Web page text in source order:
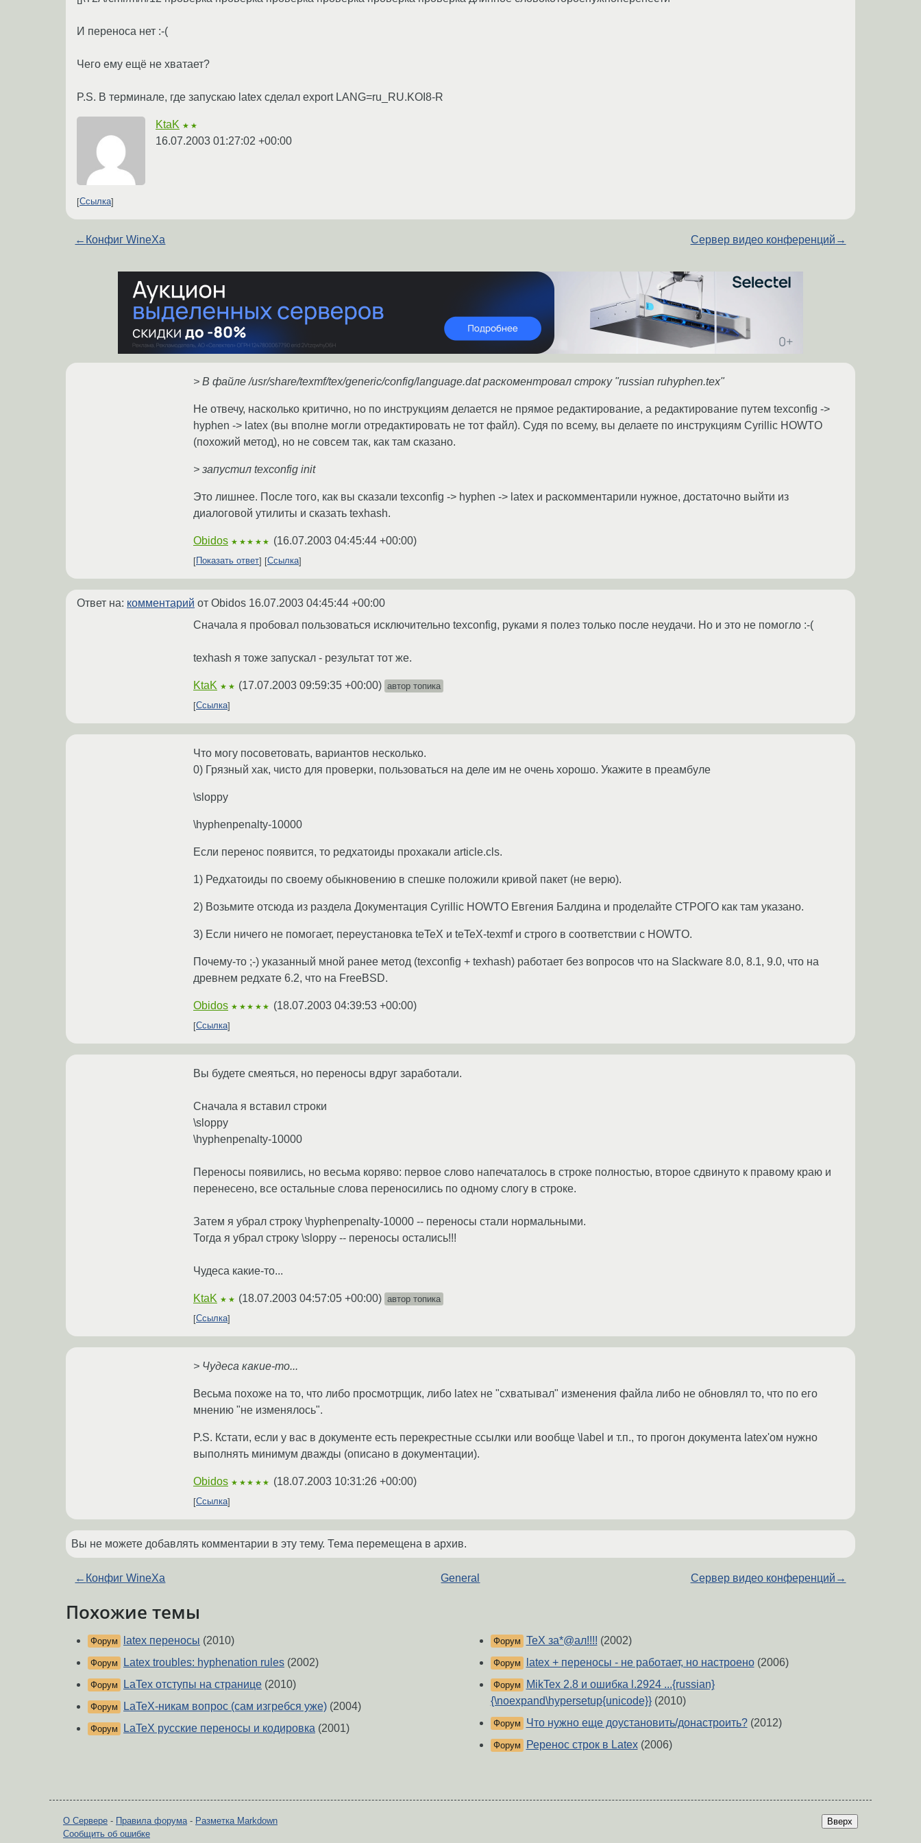
И переноса нет :-(
Чего ему ещё не хватает?
P.S. В терминале, где запускаю latex сделал export LANG=ru_RU.KOI8-R
KtaK ★★
16.07.2003 01:27:02 +00:00
Ссылка
← Конфиг WineXа Сервер видео конференций →
> В файле /usr/share/texmf/tex/generic/config/language.dat раскоментровал строку "russian ruhyphen.tex"
Не отвечу, насколько критично, но по инструкциям делается не прямое редактирование, а редактирование путем texconfig ->
hyphen -> latex (вы вполне могли отредактировать не тот файл). Судя по всему, вы делаете по инструкциям Cyrillic HOWTO
(похожий метод), но не совсем так, как там сказано.
> запустил texconfig init
Это лишнее. После того, как вы сказали texconfig -> hyphen -> latex и раскомментарили нужное, достаточно выйти из
диалоговой утилиты и сказать texhash.
Obidos ★★★★★ (16.07.2003 04:45:44 +00:00)
Показать ответ Ссылка
Ответ на: комментарий от Obidos 16.07.2003 04:45:44 +00:00
Сначала я пробовал пользоваться исключительно texconfig, руками я полез только после неудачи. Но и это не помогло :-(
texhash я тоже запускал - результат тот же.
KtaK ★★ (17.07.2003 09:59:35 +00:00) автор топика
Ссылка
Что могу посоветовать, вариантов несколько.
0) Грязный хак, чисто для проверки, пользоваться на деле им не очень хорошо. Укажите в преамбуле
\sloppy
\hyphenpenalty-10000
Если перенос появится, то редхатоиды прохакали article.cls.
1) Редхатоиды по своему обыкновению в спешке положили кривой пакет (не верю).
2) Возьмите отсюда из раздела Документация Cyrillic HOWTO Евгения Балдина и проделайте СТРОГО как там указано.
3) Если ничего не помогает, переустановка teTeX и teTeX-texmf и строго в соответствии с HOWTO.
Почему-то ;-) указанный мной ранее метод (texconfig + texhash) работает без вопросов что на Slackware 8.0, 8.1, 9.0, что на
древнем редхате 6.2, что на FreeBSD.
Obidos ★★★★★ (18.07.2003 04:39:53 +00:00)
Ссылка
Вы будете смеяться, но переносы вдруг заработали.
Сначала я вставил строки
\sloppy
\hyphenpenalty-10000
Переносы появились, но весьма коряво: первое слово напечаталось в строке полностью, второе сдвинуто к правому краю и
перенесено, все остальные слова переносились по одному слогу в строке.
Затем я убрал строку \hyphenpenalty-10000 -- переносы стали нормальными.
Тогда я убрал строку \sloppy -- переносы остались!!!
Чудеса какие-то...
KtaK ★★ (18.07.2003 04:57:05 +00:00) автор топика
Ссылка
> Чудеса какие-то...
Весьма похоже на то, что либо просмотрщик, либо latex не "схватывал" изменения файла либо не обновлял то, что по его
мнению "не изменялось".
P.S. Кстати, если у вас в документе есть перекрестные ссылки или вообще \label и т.п., то прогон документа latex'ом нужно
выполнять минимум дважды (описано в документации).
Obidos ★★★★★ (18.07.2003 10:31:26 +00:00)
Ссылка
Вы не можете добавлять комментарии в эту тему. Тема перемещена в архив.
← Конфиг WineXа General Сервер видео конференций →
Похожие темы
Форум latex переносы (2010)
Форум Latex troubles: hyphenation rules (2002)
Форум LaTex отступы на странице (2010)
Форум LaTeX-никам вопрос (сам изгребся уже) (2004)
Форум LaTeX русские переносы и кодировка (2001)
Форум TeX за*@ал!!!! (2002)
Форум latex + переносы - не работает, но настроено(2006)
Форум
MikTex 2.8 и ошибка l.2924 ...{russian}
{\noexpand\hypersetup{unicode}}(2010)
Форум Что нужно еще доустановить/донастроить?(2012)
Форум Реренос строк в Latex(2006)
Вверх
О Сервере - Правила форума- Разметка Markdown
Сообщить об ошибке